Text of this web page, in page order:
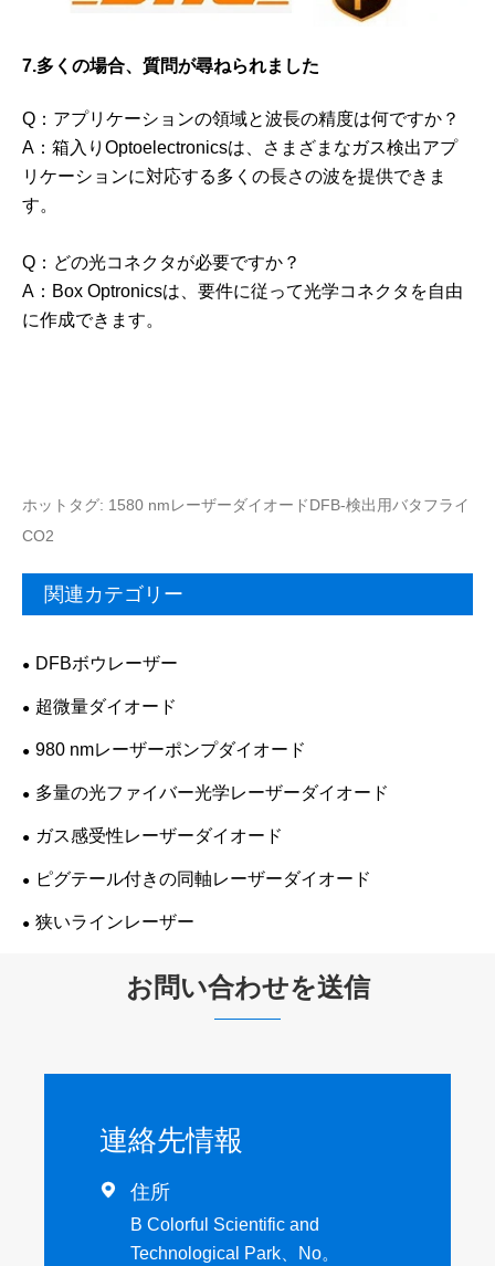
7.多くの場合、質問が尋ねられました
Q：アプリケーションの領域と波長の精度は何ですか？
A：箱入りOptoelectronicsは、さまざまなガス検出アプ
リケーションに対応する多くの長さの波を提供できま
す。
Q：どの光コネクタが必要ですか？
A：Box Optronicsは、要件に従って光学コネクタを自由
に作成できます。
ホットタグ: 1580 nmレーザーダイオードDFB-検出用バタフライ
CO2
関連カテゴリー
DFBボウレーザー
超微量ダイオード
980 nmレーザーポンプダイオード
多量の光ファイバー光学レーザーダイオード
ガス感受性レーザーダイオード
ピグテール付きの同軸レーザーダイオード
狭いラインレーザー
お問い合わせを送信
連絡先情報
 住所
B Colorful Scientific and
Technological Park、No。